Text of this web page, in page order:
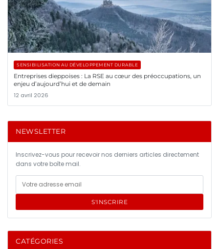
SENSIBILISATION AU DÉVELOPPEMENT DURABLE
Entreprises dieppoises : La RSE au cœur des préoccupations, un
enjeu d’aujourd’hui et de demain
12 avril 2026
NEWSLETTER
Inscrivez-vous pour recevoir nos derniers articles directement
dans votre boîte mail.
S'INSCRIRE
CATÉGORIES